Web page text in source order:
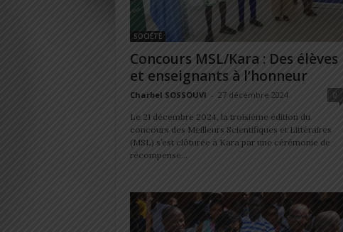
SOCIÉTÉ
Concours MSL/Kara : Des élèves
et enseignants à l’honneur
Charbel SOSSOUVI - 27 décembre 2024 0
Le 21 décembre 2024, la troisième édition du
concours des Meilleurs Scientifiques et Littéraires
(MSL) s’est clôturée à Kara par une cérémonie de
récompense...